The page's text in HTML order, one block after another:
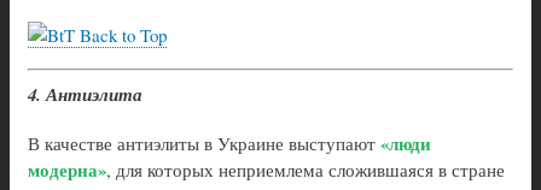
Back to Top
4. Антиэлита
В качестве антиэлиты в Украине выступают «люди
модерна», для которых неприемлема сложившаяся в стране